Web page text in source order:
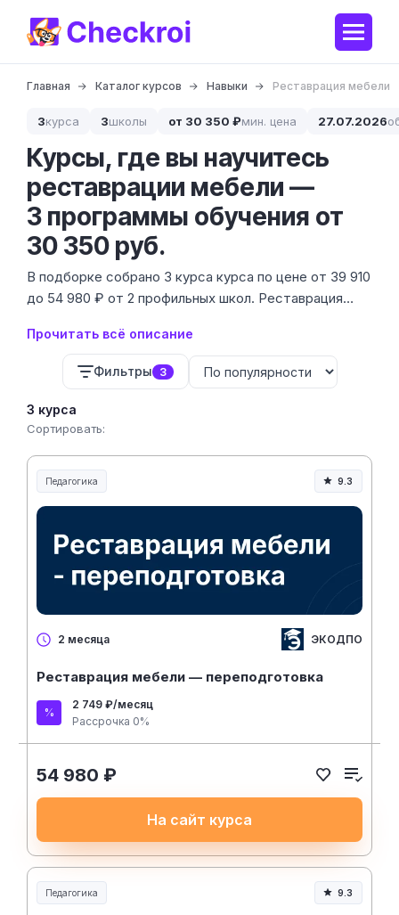
Главная Каталог курсов Навыки Реставрация мебели
3курса 3школы от 30 350 ₽мин. цена 27.07.2026
Курсы, где вы научитесь
реставрации мебели —
3 программы обучения от
30 350 руб.
В подборке собрано 3 курса курса по цене от 39 910
до 54 980 ₽ от 2 профильных школ. Реставрация
с деревом, лаками и историей предмета.
Прочитать всё описание
Фильтры 3
3 курса
Сортировать:
Педагогика
Образование и педагогика
9.3
2 месяца ЭКОДПО
Реставрация мебели — переподготовка
2 749 ₽/месяц
Рассрочка 0%
54 980 ₽
На сайт курса
Педагогика
Образование и педагогика
9.3